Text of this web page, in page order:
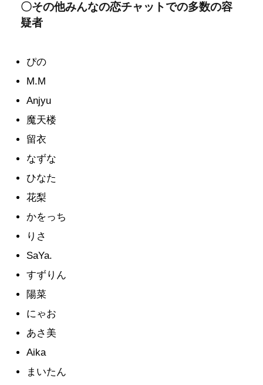
〇その他みんなの恋チャットでの多数の容
疑者
ぴの
M.M
Anjyu
魔天楼
留衣
なずな
ひなた
花梨
かをっち
りさ
SaYa.
すずりん
陽菜
にゃお
あさ美
Aika
まいたん